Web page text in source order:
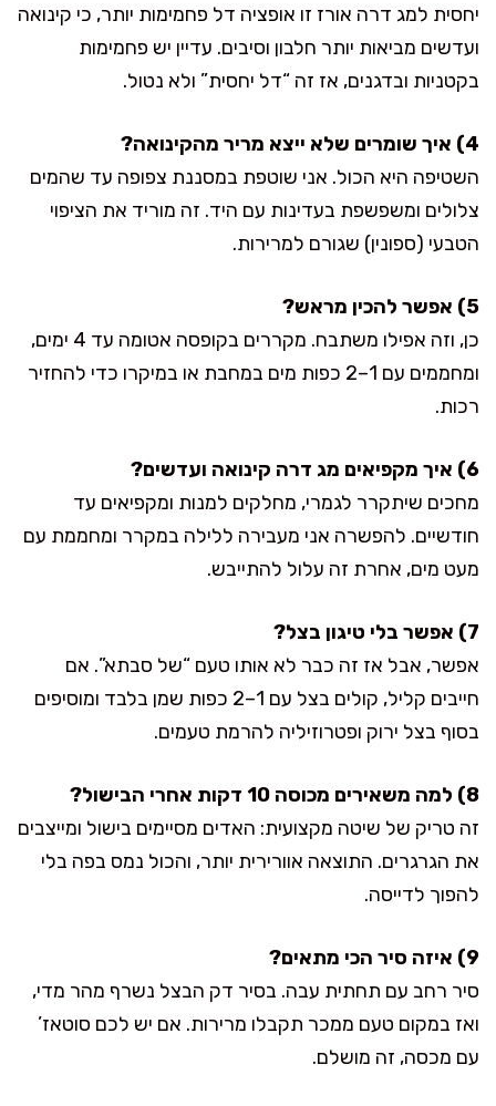
יחסית למג דרה אורז זו אופציה דל פחמימות יותר, כי קינואה
ועדשים מביאות יותר חלבון וסיבים. עדיין יש פחמימות
בקטניות ובדגנים, אז זה “דל יחסית” ולא נטול.
4) איך שומרים שלא ייצא מריר מהקינואה?
השטיפה היא הכול. אני שוטפת במסננת צפופה עד שהמים
צלולים ומשפשפת בעדינות עם היד. זה מוריד את הציפוי
הטבעי (ספונין) שגורם למרירות.
5) אפשר להכין מראש?
כן, וזה אפילו משתבח. מקררים בקופסה אטומה עד 4 ימים,
ומחממים עם 1–2 כפות מים במחבת או במיקרו כדי להחזיר
רכות.
6) איך מקפיאים מג דרה קינואה ועדשים?
מחכים שיתקרר לגמרי, מחלקים למנות ומקפיאים עד
חודשיים. להפשרה אני מעבירה ללילה במקרר ומחממת עם
מעט מים, אחרת זה עלול להתייבש.
7) אפשר בלי טיגון בצל?
אפשר, אבל אז זה כבר לא אותו טעם “של סבתא”. אם
חייבים קליל, קולים בצל עם 1–2 כפות שמן בלבד ומוסיפים
בסוף בצל ירוק ופטרוזיליה להרמת טעמים.
8) למה משאירים מכוסה 10 דקות אחרי הבישול?
זה טריק של שיטה מקצועית: האדים מסיימים בישול ומייצבים
את הגרגרים. התוצאה אוורירית יותר, והכול נמס בפה בלי
להפוך לדייסה.
9) איזה סיר הכי מתאים?
סיר רחב עם תחתית עבה. בסיר דק הבצל נשרף מהר מדי,
ואז במקום טעם ממכר תקבלו מרירות. אם יש לכם סוטאז’
עם מכסה, זה מושלם.